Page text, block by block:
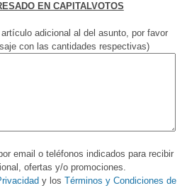
EN CAPITALVOTOS
adicional al del asunto, por favor
con las cantidades respectivas)
email o teléfonos indicados para recibir
ofertas y/o promociones.
y los Términos y Condiciones de